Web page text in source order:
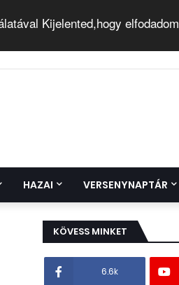
Kijelented,hogy elfodadom
HAZAI VERSENYNAPTÁR
KÖVESS MINKET
6.6k